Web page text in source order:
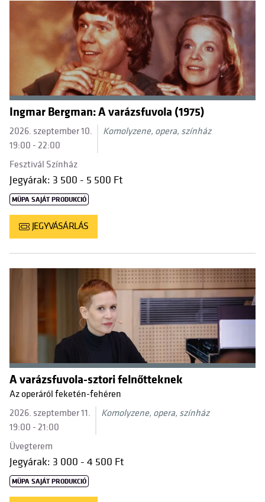
Ingmar Bergman: A varázsfuvola (1975)
2026. szeptember 10.
19:00 - 22:00
Komolyzene, opera, színház
Fesztivál Színház
Jegyárak: 3 500 - 5 500 Ft
MÜPA SAJÁT PRODUKCIÓ
JEGYVÁSÁRLÁS
A varázsfuvola-sztori felnőtteknek
Az operáról feketén-fehéren
2026. szeptember 11.
19:00 - 21:00
Komolyzene, opera, színház
Üvegterem
Jegyárak: 3 000 - 4 500 Ft
MÜPA SAJÁT PRODUKCIÓ